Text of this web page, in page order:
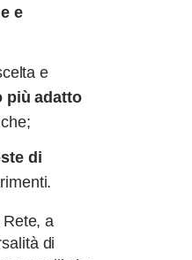
e
e
più adatto
di
a
di